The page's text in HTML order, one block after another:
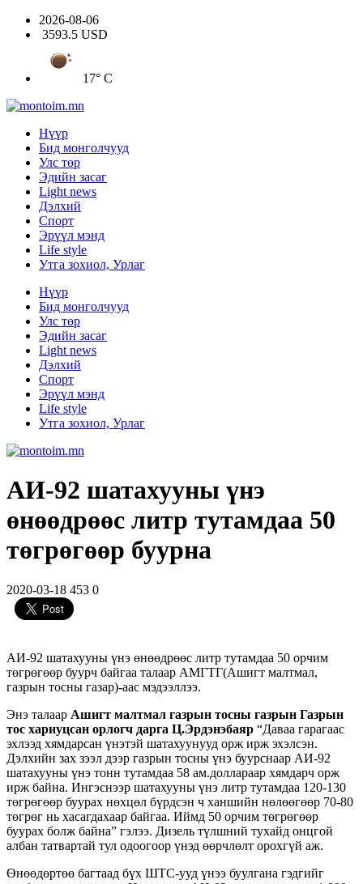
2026-08-06
3593.5 USD
17° C
Нүүр
Бид монголчууд
Улс төр
Эдийн засаг
Light news
Дэлхий
Спорт
Эрүүл мэнд
Life style
Утга зохиол, Урлаг
Нүүр
Бид монголчууд
Улс төр
Эдийн засаг
Light news
Дэлхий
Спорт
Эрүүл мэнд
Life style
Утга зохиол, Урлаг
АИ-92 шатахууны үнэ
өнөөдрөөс литр тутамдаа 50
төгрөгөөр буурна
2020-03-18 453 0
АИ-92 шатахууны үнэ өнөөдрөөс литр тутамдаа 50 орчим
төгрөгөөр буурч байгаа талаар АМГТГ(Ашигт малтмал,
газрын тосны газар)-аас мэдээллээ.
Энэ талаар Ашигт малтмал газрын тосны газрын Газрын
тос хариуцсан орлогч дарга Ц.Эрдэнэбаяр “Даваа гарагаас
эхлээд хямдарсан үнэтэй шатахуунууд орж ирж эхэлсэн.
Дэлхийн зах зээл дээр газрын тосны үнэ буурснаар АИ-92
шатахууны үнэ тонн тутамдаа 58 ам.доллараар хямдарч орж
ирж байна. Ингэснээр шатахууны үнэ литр тутамдаа 120-130
төгрөгөөр буурах нөхцөл бүрдсэн ч ханшийн нөлөөгөөр 70-80
төгрөг нь хасагдахаар байгаа. Иймд 50 орчим төгрөгөөр
буурах болж байна” гэлээ. Дизель түлшний тухайд онцгой
албан татвартай тул одоогоор үнэд өөрчлөлт орохгүй аж.
Өнөөдөртөө багтаад бүх ШТС-ууд үнээ буулгана гэдгийг